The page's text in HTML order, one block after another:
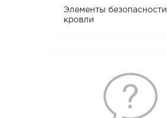
Элементы безопасности
кровли